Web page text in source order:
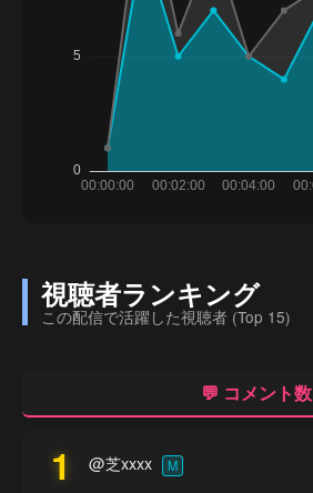
視聴者ランキング
この配信で活躍した視聴者 (Top 15)
💬 コメント数
1 @芝xxxx M